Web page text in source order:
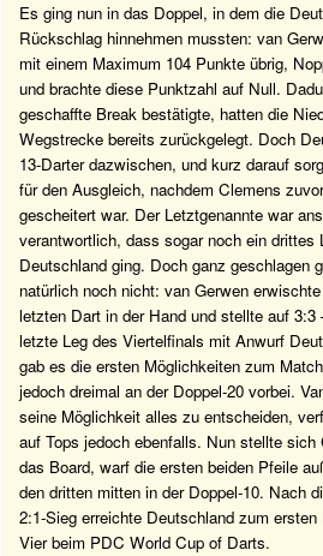
Es ging nun in das Doppel, in dem die
Rückschlag hinnehmen mussten: van
mit einem Maximum 104 Punkte übrig,
und brachte diese Punktzahl auf Null.
geschaffte Break bestätigte, hatten die
Wegstrecke bereits zurückgelegt. Doch
13-Darter dazwischen, und kurz darauf
für den Ausgleich, nachdem Clemens
gescheitert war. Der Letztgenannte war
verantwortlich, dass sogar noch ein drittes
Deutschland ging. Doch ganz geschlagen
natürlich noch nicht: van Gerwen
letzten Dart in der Hand und stellte auf
letzte Leg des Viertelfinals mit Anwurf
gab es die ersten Möglichkeiten zum
jedoch dreimal an der Doppel-20 vorbei.
seine Möglichkeit alles zu entscheiden,
auf Tops jedoch ebenfalls. Nun stellte
das Board, warf die ersten beiden Pfeile
den dritten mitten in der Doppel-10. Nach
2:1-Sieg erreichte Deutschland zum
Vier beim PDC World Cup of Darts.